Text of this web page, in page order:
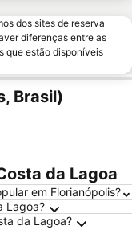
dos sites de reserva
diferenças entre as
que estão disponíveis
Brasil)
da Lagoa
em Florianópolis?
Lagoa?
da Lagoa?